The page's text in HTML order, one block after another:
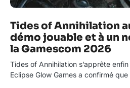
Tides of Annihilation
démo jouable et à un
la Gamescom 2026
Tides of Annihilation s’apprête
Eclipse Glow Games a confirmé